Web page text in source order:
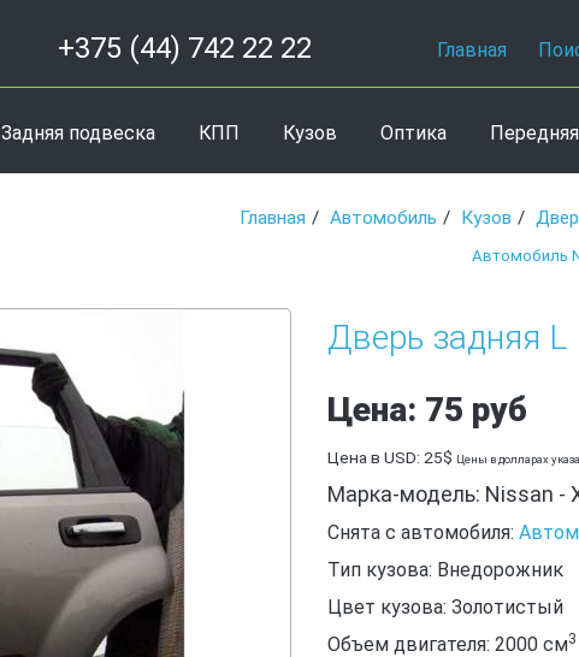
+375 (44) 742 22 22 Главная
Задняя подвеска КПП Кузов Оптика
Главная Автомобиль Кузов
Автомобиль
Дверь задняя L
Цена: 75 руб
Цена в USD: 25$ Цены в долларах
Марка-модель: Nissan -
Снята с автомобиля:
Тип кузова: Внедорожник
Цвет кузова: Золотистый
Объем двигателя: 2000 см3